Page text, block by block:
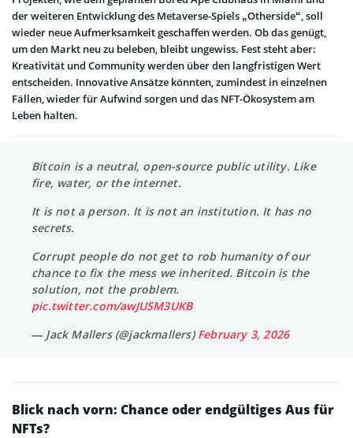
der weiteren Entwicklung des Metaverse-Spiels „Otherside“, soll
wieder neue Aufmerksamkeit geschaffen werden. Ob das genügt,
um den Markt neu zu beleben, bleibt ungewiss. Fest steht aber:
Kreativität und Community werden über den langfristigen Wert
entscheiden. Innovative Ansätze könnten, zumindest in einzelnen
Fällen, wieder für Aufwind sorgen und das NFT-Ökosystem am
Leben halten.
Bitcoin is a neutral, open-source public utility. Like
fire, water, or the internet.
It is not a person. It is not an institution. It has no
secrets.
Corrupt people do not get to rob humanity of our
chance to fix the mess we inherited. Bitcoin is the
solution, not the problem.
pic.twitter.com/awJUSM3UKB
— Jack Mallers (@jackmallers)February 3, 2026
Blick nach vorn: Chance oder endgültiges Aus für
NFTs?